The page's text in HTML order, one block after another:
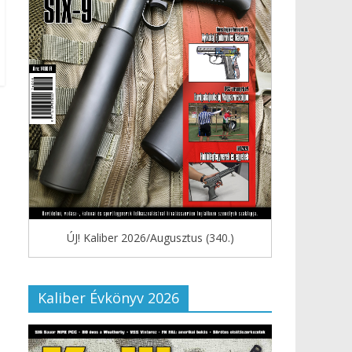
ÚJ! Kaliber 2026/Augusztus (340.)
Kaliber Évkönyv 2026